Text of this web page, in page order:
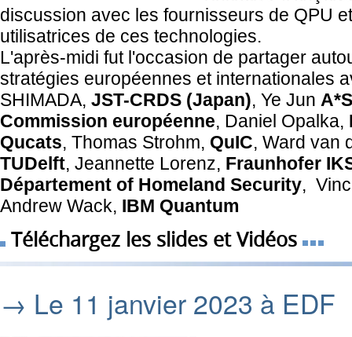
discussion avec les fournisseurs de QPU
utilisatrices de ces technologies.
L'après-midi fut l'occasion de partager
stratégies européennes et internationales
SHIMADA, JST-CRDS (Japan), Ye Jun
Commission européenne, Daniel Opalka,
Qucats, Thomas Strohm, QuIC, Ward van
TUDelft, Jeannette Lorenz, Fraunhofer
Département of Homeland Security,
Andrew Wack, IBM Quantum
Téléchargez les slides et Vidéos
→ Le 11 janvier 2023 à EDF